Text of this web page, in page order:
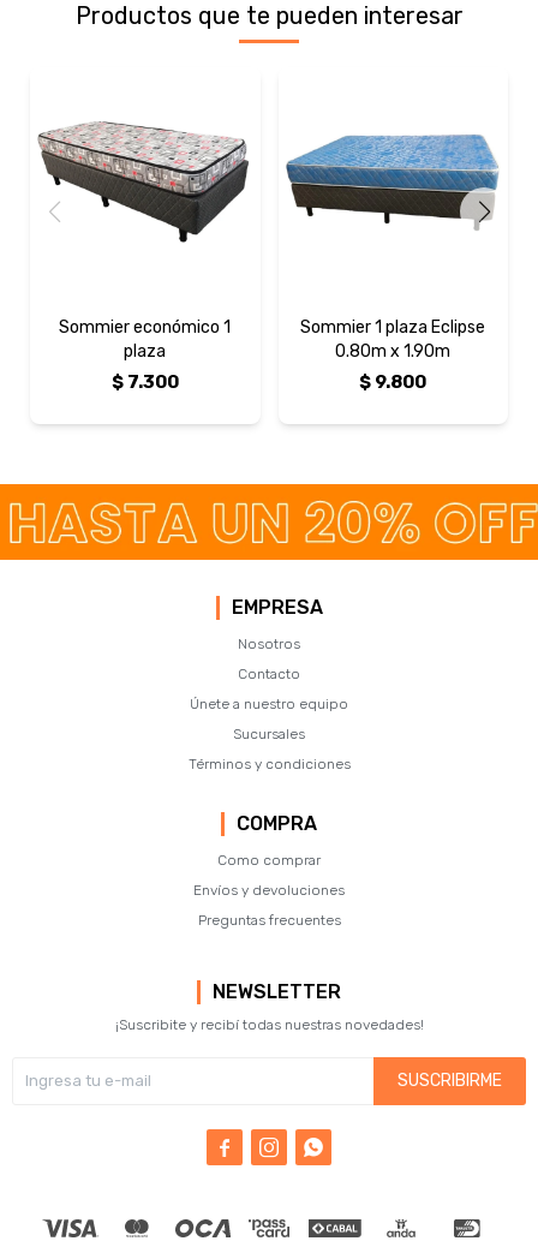
Productos que te pueden interesar
Sommier económico 1
plaza
$ 7.300
Sommier 1 plaza Eclipse
0.80m x 1.90m
$ 9.800
EMPRESA
Nosotros
Contacto
Únete a nuestro equipo
Sucursales
Términos y condiciones
COMPRA
Como comprar
Envíos y devoluciones
Preguntas frecuentes
NEWSLETTER
¡Suscribite y recibí todas nuestras novedades!
SUSCRIBIRME
  